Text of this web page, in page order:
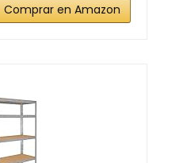
Comprar en Amazon